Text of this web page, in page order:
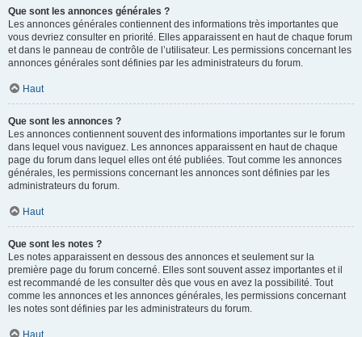
Que sont les annonces générales ?
Les annonces générales contiennent des informations très importantes que
vous devriez consulter en priorité. Elles apparaissent en haut de chaque forum
et dans le panneau de contrôle de l’utilisateur. Les permissions concernant les
annonces générales sont définies par les administrateurs du forum.
Haut
Que sont les annonces ?
Les annonces contiennent souvent des informations importantes sur le forum
dans lequel vous naviguez. Les annonces apparaissent en haut de chaque
page du forum dans lequel elles ont été publiées. Tout comme les annonces
générales, les permissions concernant les annonces sont définies par les
administrateurs du forum.
Haut
Que sont les notes ?
Les notes apparaissent en dessous des annonces et seulement sur la
première page du forum concerné. Elles sont souvent assez importantes et il
est recommandé de les consulter dès que vous en avez la possibilité. Tout
comme les annonces et les annonces générales, les permissions concernant
les notes sont définies par les administrateurs du forum.
Haut